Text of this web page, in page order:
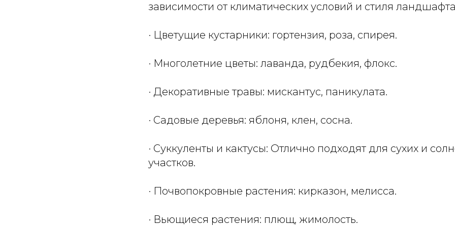
зависимости от климатических условий и стиля
· Цветущие кустарники: гортензия, роза, спирея.
· Многолетние цветы: лаванда, рудбекия, флокс.
· Декоративные травы: мискантус, паникулата.
· Садовые деревья: яблоня, клен, сосна.
· Суккуленты и кактусы: Отлично подходят для сухих и
участков.
· Почвопокровные растения: кирказон, мелисса.
· Вьющиеся растения: плющ, жимолость.